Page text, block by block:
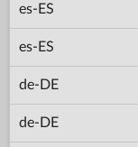
es-ES
es-ES
de-DE
de-DE